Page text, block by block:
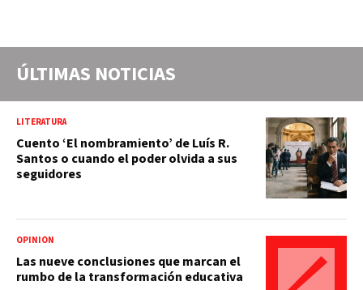
ÚLTIMAS NOTICIAS
LITERATURA
Cuento ‘El nombramiento’ de Luís R.
Santos o cuando el poder olvida a sus
seguidores
OPINIÓN
Las nueve conclusiones que marcan el
rumbo de la transformación educativa